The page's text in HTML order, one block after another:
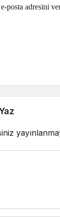
e-posta adresini